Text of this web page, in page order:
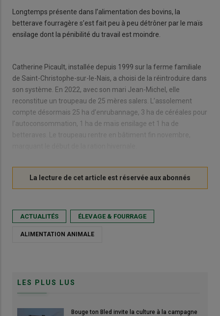
Longtemps présente dans l’alimentation des bovins, la
betterave fourragère s’est fait peu à peu détrôner par le maïs
ensilage dont la pénibilité du travail est moindre.
Catherine Picault, installée depuis 1999 sur la ferme familiale
de Saint-Christophe-sur-le-Nais, a choisi de la réintroduire dans
son système. En 2022, avec son mari Jean-Michel, elle
reconstitue un troupeau de 25 mères salers. L’assolement
compte désormais 25 ha d’enrubannage, 3 ha de céréales pour
l’autoconsommation, 1 ha de maïs ensilage et 1 ha de
ACTUALITÉS ÉLEVAGE & FOURRAGE
ALIMENTATION ANIMALE
LES PLUS LUS
Bouge ton Bled invite la culture à la campagne